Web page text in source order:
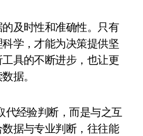
及时性和准确性。只有
学，才能为决策提供坚
具的不断进步，也让更
据。
代经验判断，而是与之互
据与专业判断，往往能